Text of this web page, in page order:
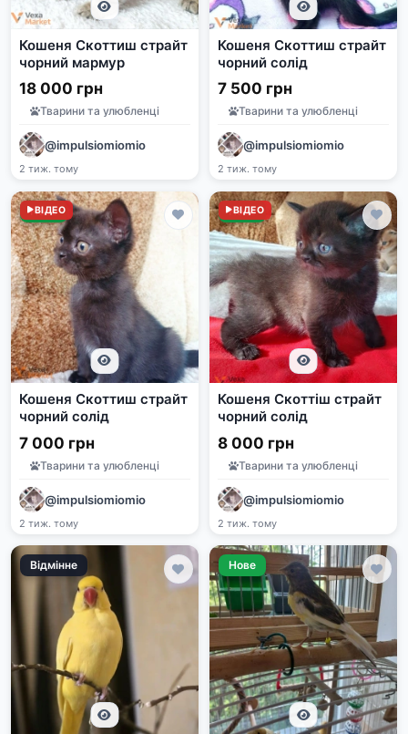
Кошеня Скоттиш страйт
чорний мармур
18 000 грн
Тварини та улюбленці
@impulsiomiomio
2 тиж. тому
Кошеня Скоттиш страйт
чорний солід
7 500 грн
Тварини та улюбленці
@impulsiomiomio
2 тиж. тому
Нове
ВІДЕО
Кошеня Скоттиш страйт
чорний солід
7 000 грн
Тварини та улюбленці
@impulsiomiomio
2 тиж. тому
Нове
ВІДЕО
Кошеня Скоттіш страйт
чорний солід
8 000 грн
Тварини та улюбленці
@impulsiomiomio
2 тиж. тому
Відмінне Нове